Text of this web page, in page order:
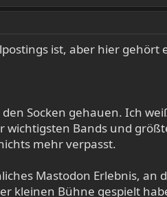
ist, aber hier gehört
Socken gehauen. Ich
wichtigsten Bands und
mehr verpasst.
Mastodon Erlebnis, an
kleinen Bühne gespielt